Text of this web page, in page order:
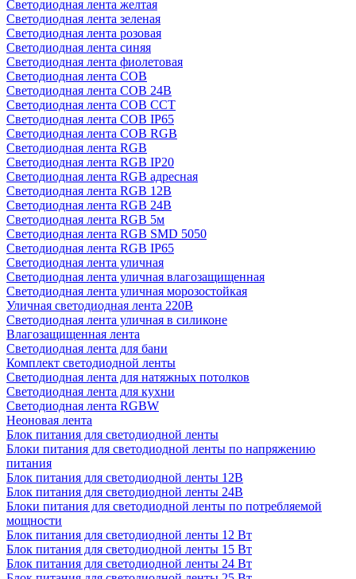
Светодиодная лента желтая
Светодиодная лента зеленая
Светодиодная лента розовая
Светодиодная лента синяя
Светодиодная лента фиолетовая
Светодиодная лента COB
Светодиодная лента COB 24В
Светодиодная лента COB CCT
Светодиодная лента COB IP65
Светодиодная лента COB RGB
Светодиодная лента RGB
Светодиодная лента RGB IP20
Светодиодная лента RGB адресная
Светодиодная лента RGB 12В
Светодиодная лента RGB 24В
Светодиодная лента RGB 5м
Светодиодная лента RGB SMD 5050
Светодиодная лента RGB IP65
Светодиодная лента уличная
Светодиодная лента уличная влагозащищенная
Светодиодная лента уличная морозостойкая
Уличная светодиодная лента 220В
Светодиодная лента уличная в силиконе
Влагозащищенная лента
Светодиодная лента для бани
Комплект светодиодной ленты
Светодиодная лента для натяжных потолков
Светодиодная лента для кухни
Светодиодная лента RGBW
Неоновая лента
Блок питания для светодиодной ленты
Блоки питания для светодиодной ленты по напряжению
питания
Блок питания для светодиодной ленты 12В
Блок питания для светодиодной ленты 24В
Блоки питания для светодиодной ленты по потребляемой
мощности
Блок питания для светодиодной ленты 12 Вт
Блок питания для светодиодной ленты 15 Вт
Блок питания для светодиодной ленты 24 Вт